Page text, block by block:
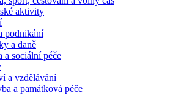
aktivity
podnikání
a daně
a sociální péče
a vzdělávání
a památková péče